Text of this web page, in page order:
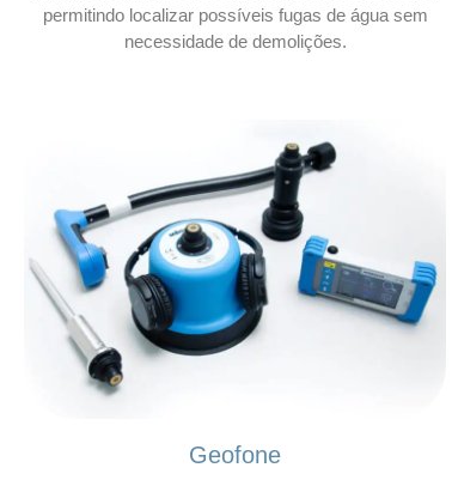
permitindo localizar possíveis fugas de água sem
necessidade de demolições.
Geofone